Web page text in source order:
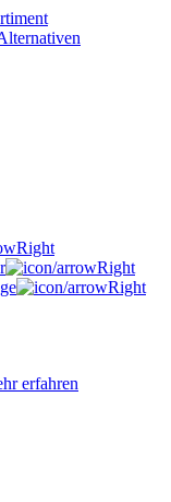
erfahren